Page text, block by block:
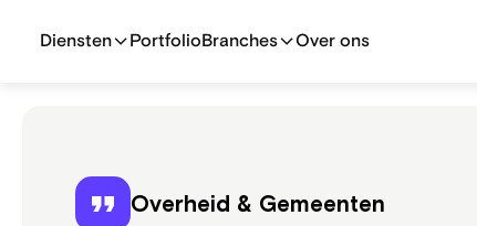
Diensten PortfolioBranches Over ons
Overheid & Gemeenten